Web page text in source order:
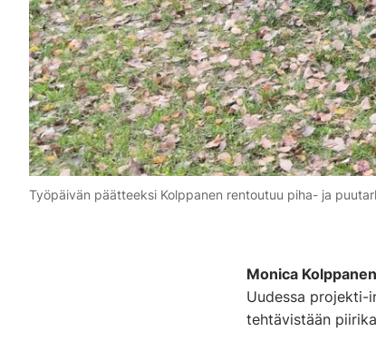
Työpäivän päätteeksi Kolppanen rentoutuu piha- ja
Monica Kolppanen
Uudessa projekti-
tehtävistään